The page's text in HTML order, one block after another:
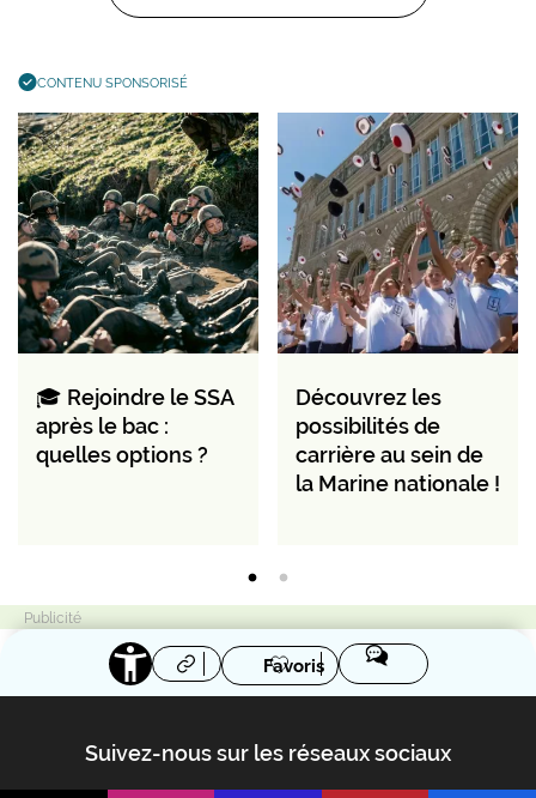
CONTENU SPONSORISÉ
🎓 Rejoindre le SSA
après le bac :
quelles options ?
Découvrez les
possibilités de
carrière au sein de
la Marine nationale !
Favoris
Suivez-nous sur les réseaux sociaux